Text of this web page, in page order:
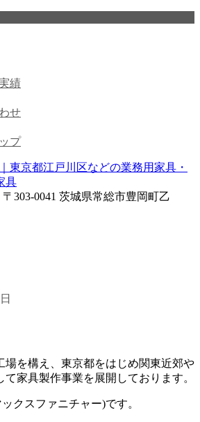
績
せ
プ
場を構え、東京都をはじめ関東近郊や
家具製作事業を展開しております。
クスファニチャー)です。